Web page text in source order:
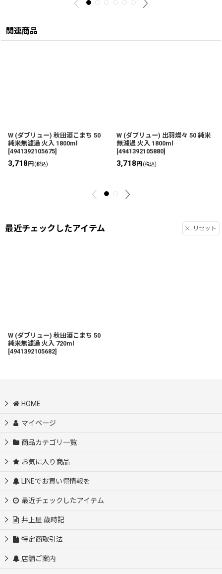
関連商品
W (ダブリュー) 秋田酒こまち 50
純米無濾過 火入 1800ml
[4941392105675]
3,718円(税込)
W (ダブリュー) 出羽燦々 50 純米
無濾過 火入 1800ml
[4941392105880]
3,718円(税込)
最近チェックしたアイテム リセット
W (ダブリュー) 秋田酒こまち 50
純米無濾過 火入 720ml
[4941392105682]
HOME
マイページ
商品カテゴリ一覧
お気に入り商品
LINEでお買い得情報を
最近チェックしたアイテム
井上屋 歳時記
特定商取引法
店舗ご案内